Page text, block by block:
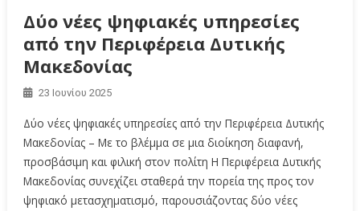
Δύο νέες ψηφιακές υπηρεσίες
από την Περιφέρεια Δυτικής
Μακεδονίας
23 Ιουνίου 2025
Δύο νέες ψηφιακές υπηρεσίες από την Περιφέρεια Δυτικής
Μακεδονίας – Με το βλέμμα σε μια διοίκηση διαφανή,
προσβάσιμη και φιλική στον πολίτη Η Περιφέρεια Δυτικής
Μακεδονίας συνεχίζει σταθερά την πορεία της προς τον
ψηφιακό μετασχηματισμό, παρουσιάζοντας δύο νέες